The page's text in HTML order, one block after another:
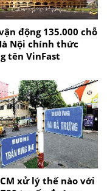
động 135.000 chỗ
Nội chính thức
tên VinFast
xử lý thế nào với